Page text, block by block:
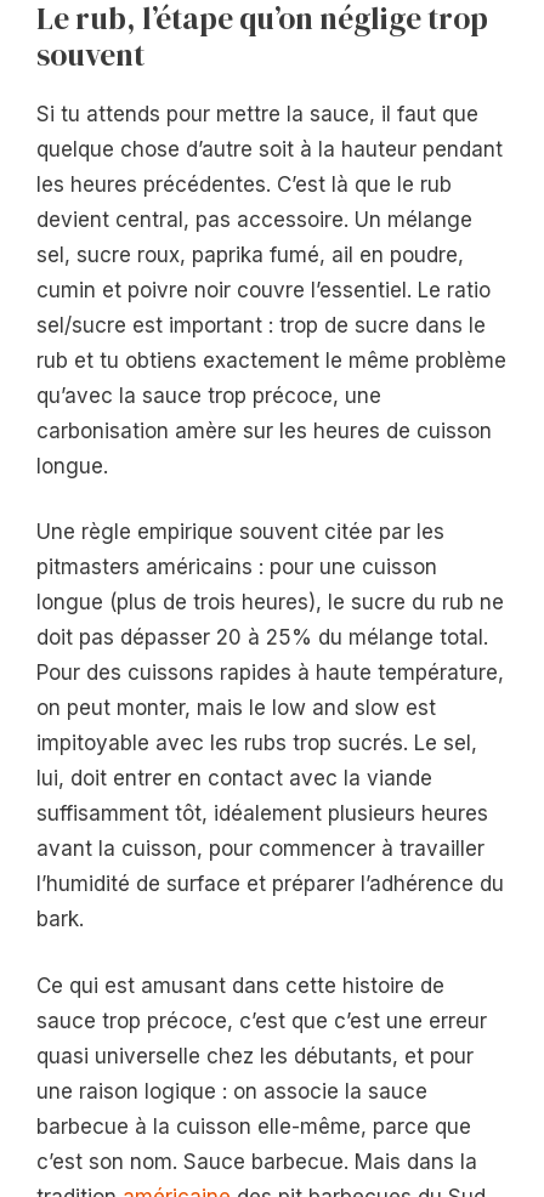
Le rub, l’étape qu’on néglige trop
souvent
Si tu attends pour mettre la sauce, il faut que
quelque chose d’autre soit à la hauteur pendant
les heures précédentes. C’est là que le rub
devient central, pas accessoire. Un mélange
sel, sucre roux, paprika fumé, ail en poudre,
cumin et poivre noir couvre l’essentiel. Le ratio
sel/sucre est important : trop de sucre dans le
rub et tu obtiens exactement le même problème
qu’avec la sauce trop précoce, une
carbonisation amère sur les heures de cuisson
longue.
Une règle empirique souvent citée par les
pitmasters américains : pour une cuisson
longue (plus de trois heures), le sucre du rub ne
doit pas dépasser 20 à 25% du mélange total.
Pour des cuissons rapides à haute température,
on peut monter, mais le low and slow est
impitoyable avec les rubs trop sucrés. Le sel,
lui, doit entrer en contact avec la viande
suffisamment tôt, idéalement plusieurs heures
avant la cuisson, pour commencer à travailler
l’humidité de surface et préparer l’adhérence du
bark.
Ce qui est amusant dans cette histoire de
sauce trop précoce, c’est que c’est une erreur
quasi universelle chez les débutants, et pour
une raison logique : on associe la sauce
barbecue à la cuisson elle-même, parce que
c’est son nom. Sauce barbecue. Mais dans la